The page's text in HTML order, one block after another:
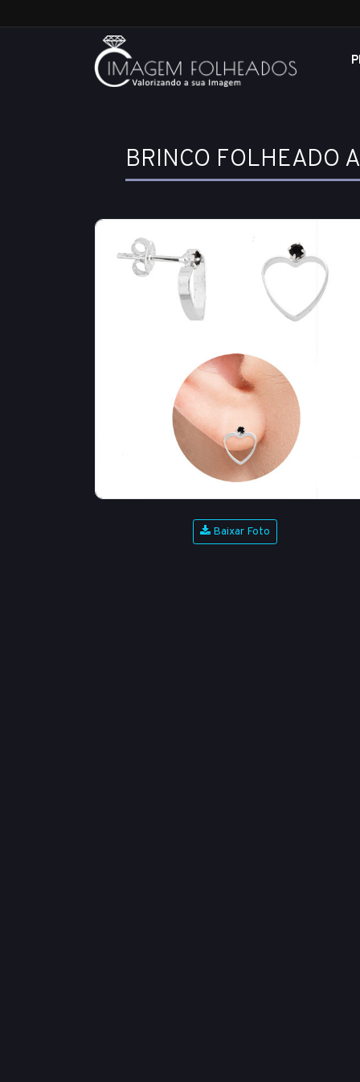
BRINCO FOLHEADO
Baixar Foto